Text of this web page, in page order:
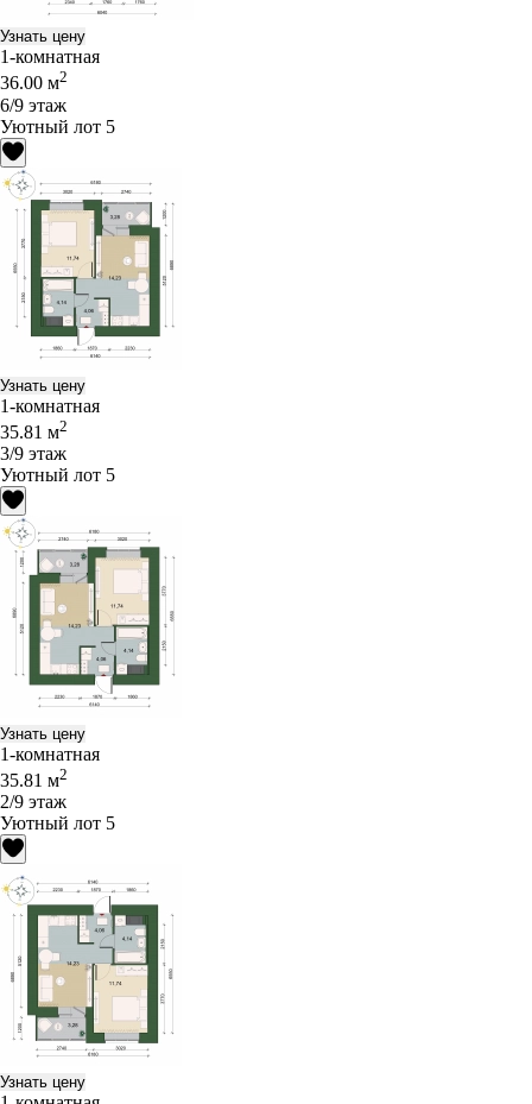
Узнать цену
1-комнатная
36.00 м2
6/9 этаж
Уютный лот 5
Узнать цену
1-комнатная
35.81 м2
3/9 этаж
Уютный лот 5
Узнать цену
1-комнатная
35.81 м2
2/9 этаж
Уютный лот 5
Узнать цену